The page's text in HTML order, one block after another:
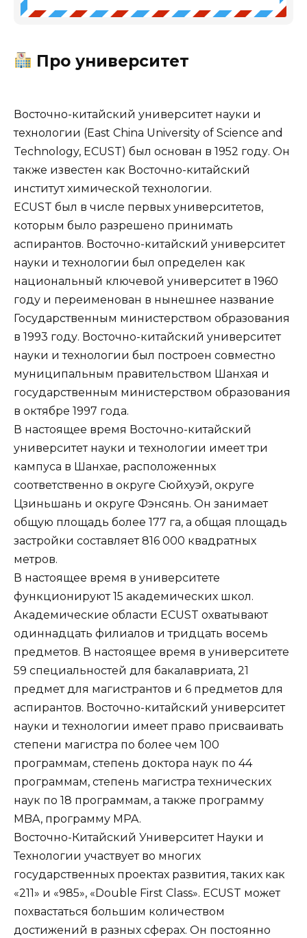
Про университет
Восточно-китайский университет науки и
технологии (East China University of Science and
Technology, ECUST) был основан в 1952 году. Он
также известен как Восточно-китайский
институт химической технологии.
ECUST был в числе первых университетов,
которым было разрешено принимать
аспирантов. Восточно-китайский университет
науки и технологии был определен как
национальный ключевой университет в 1960
году и переименован в нынешнее название
Государственным министерством образования
в 1993 году. Восточно-китайский университет
науки и технологии был построен совместно
муниципальным правительством Шанхая и
государственным министерством образования
в октябре 1997 года.
В настоящее время Восточно-китайский
университет науки и технологии имеет три
кампуса в Шанхае, расположенных
соответственно в округе Сюйхуэй, округе
Цзиньшань и округе Фэнсянь. Он занимает
общую площадь более 177 га, а общая площадь
застройки составляет 816 000 квадратных
метров.
В настоящее время в университете
функционируют 15 академических школ.
Академические области ECUST охватывают
одиннадцать филиалов и тридцать восемь
предметов. В настоящее время в университете
59 специальностей для бакалавриата, 21
предмет для магистрантов и 6 предметов для
аспирантов. Восточно-китайский университет
науки и технологии имеет право присваивать
степени магистра по более чем 100
программам, степень доктора наук по 44
программам, степень магистра технических
наук по 18 программам, а также программу
MBA, программу MPA.
Восточно-Китайский Университет Науки и
Технологии участвует во многих
государственных проектах развития, таких как
«211» и «985», «Double First Class». ECUST может
похвастаться большим количеством
достижений в разных сферах. Он постоянно